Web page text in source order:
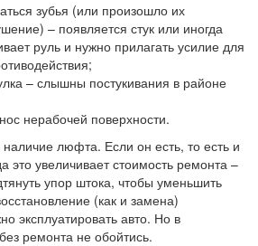
зубья (или произошло их
– появляется стук или иногда
руль и нужно прилагать усилие для
– слышны постукивания в районе
нерабочей поверхности.
люфта. Если он есть, то есть и
это увеличивает стоимость ремонта –
упор штока, чтобы уменьшить
(как и замена)
эксплуатировать авто. Но в
ремонта не обойтись.